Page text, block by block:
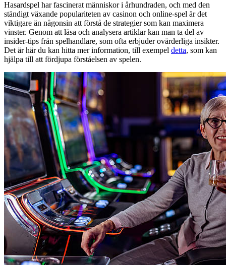
Hasardspel har fascinerat människor i århundraden, och med den
ständigt växande populariteten av casinon och online-spel är det
viktigare än någonsin att förstå de strategier som kan maximera
vinster. Genom att läsa och analysera artiklar kan man ta del av
insider-tips från spelhandlare, som ofta erbjuder ovärderliga insikter.
Det är här du kan hitta mer information, till exempel detta, som kan
hjälpa till att fördjupa förståelsen av spelen.